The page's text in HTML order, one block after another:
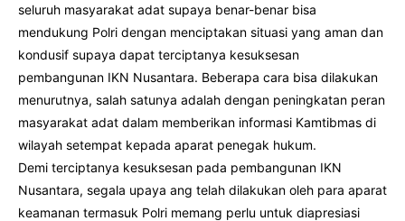
seluruh masyarakat adat supaya benar-benar bisa
mendukung Polri dengan menciptakan situasi yang aman dan
kondusif supaya dapat terciptanya kesuksesan
pembangunan IKN Nusantara. Beberapa cara bisa dilakukan
menurutnya, salah satunya adalah dengan peningkatan peran
masyarakat adat dalam memberikan informasi Kamtibmas di
wilayah setempat kepada aparat penegak hukum.
Demi terciptanya kesuksesan pada pembangunan IKN
Nusantara, segala upaya ang telah dilakukan oleh para aparat
keamanan termasuk Polri memang perlu untuk diapresiasi